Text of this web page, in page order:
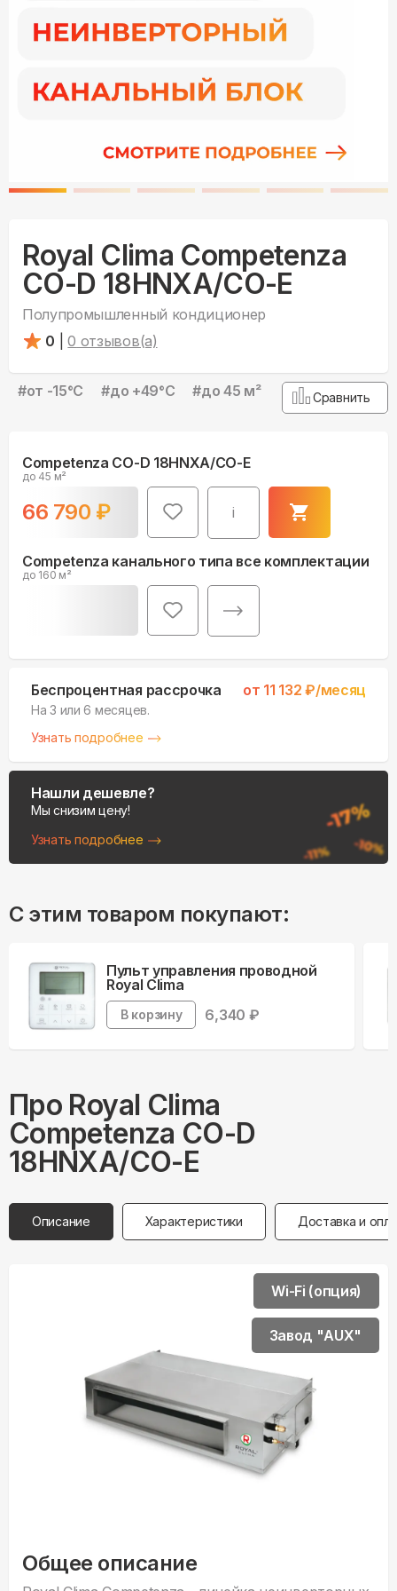
Royal Clima Competenza
CO-D 18HNXA/CO-E
Полупромышленный кондиционер
0
0 отзывов(а)
#от -15°С #до +49°С #до 45 м² Сравнить
Competenza CO-D 18HNXA/CO-E
до 45 м²
66 790 ₽ i
Competenza канального типа все комплектации
до 160 м²
Беспроцентная рассрочка от 11 132 ₽/месяц
На 3 или 6 месяцев.
Узнать подробнее
Нашли дешевле?
Мы снизим цену!
Узнать подробнее
С этим товаром покупают:
Пульт управления проводной
Royal Clima
В корзину 6,340 ₽
Про Royal Clima
Competenza CO-D
18HNXA/CO-E
Описание Характеристики Доставка и
Общее описание
Wi-Fi (опция)
Завод "AUX"